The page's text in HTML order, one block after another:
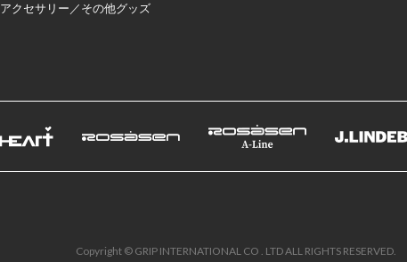
アクセサリー／その他グッズ
Copyright © GRIP INTERNATIONAL CO . LTD ALL RIGHTS RESERVED.